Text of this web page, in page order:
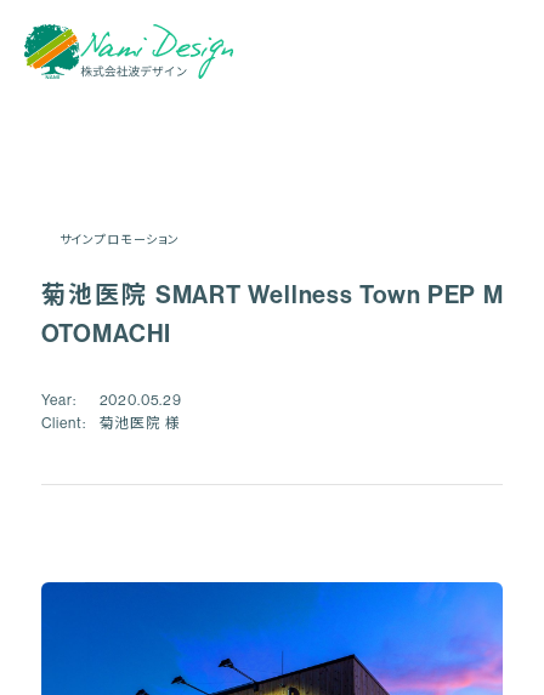
菊池医院 SMART Wellness Town PEP M
OTOMACHI
サインプロモーション
Year
2020.05.29
Client
菊池医院 様